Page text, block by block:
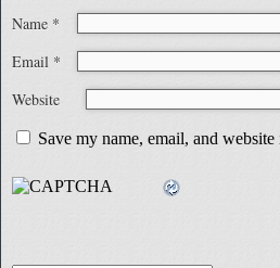
Name *
Email *
Website
Save my name, email, and